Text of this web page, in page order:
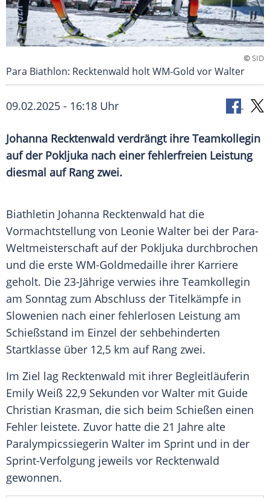
©SID
Para Biathlon: Recktenwald holt WM-Gold vor Walter
09.02.2025 - 16:18 Uhr
Johanna Recktenwald verdrängt ihre Teamkollegin
auf der Pokljuka nach einer fehlerfreien Leistung
diesmal auf Rang zwei.
Biathletin Johanna Recktenwald hat die
Vormachtstellung von Leonie Walter bei der Para-
Weltmeisterschaft auf der Pokljuka durchbrochen
und die erste WM-Goldmedaille ihrer Karriere
geholt. Die 23-Jährige verwies ihre Teamkollegin
am Sonntag zum Abschluss der Titelkämpfe in
Slowenien nach einer fehlerlosen Leistung am
Schießstand im Einzel der sehbehinderten
Startklasse über 12,5 km auf Rang zwei.
Im Ziel lag Recktenwald mit ihrer Begleitläuferin
Emily Weiß 22,9 Sekunden vor Walter mit Guide
Christian Krasman, die sich beim Schießen einen
Fehler leistete. Zuvor hatte die 21 Jahre alte
Paralympicssiegerin Walter im Sprint und in der
Sprint-Verfolgung jeweils vor Recktenwald
gewonnen.